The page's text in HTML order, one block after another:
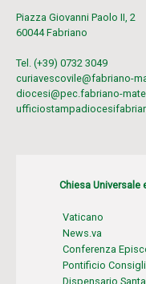
Piazza Giovanni Paolo II, 2
60044 Fabriano
Tel. (+39) 0732 3049
curiavescovile@fabriano-
diocesi@pec.fabriano-
Chiesa Universale
Vaticano
News.va
Conferenza
Pontificio
Dispensario